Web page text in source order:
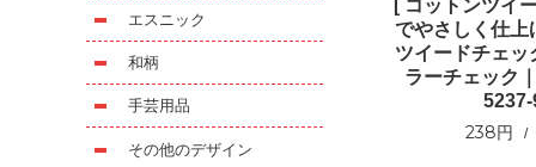
[ コットンツイ
でやさしく仕上
ツイードチェッ
ラーチェック
238円
エスニック
和柄
手芸用品
その他のデザイン